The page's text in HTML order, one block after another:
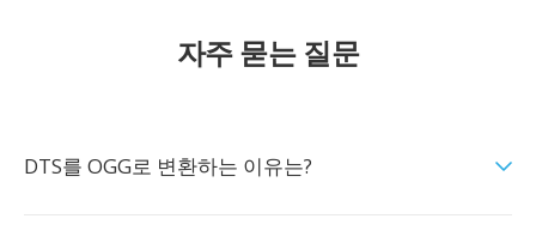
자주 묻는 질문
DTS를 OGG로 변환하는 이유는?